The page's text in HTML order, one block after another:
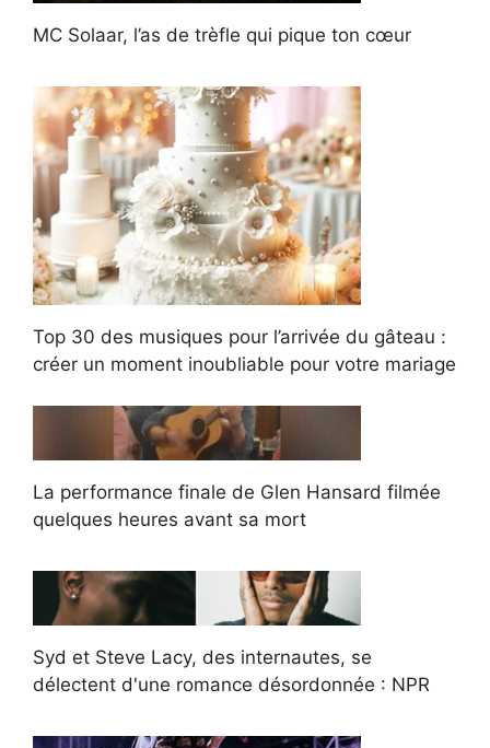
MC Solaar, l’as de trèfle qui pique ton cœur
Top 30 des musiques pour l’arrivée du gâteau :
créer un moment inoubliable pour votre mariage
La performance finale de Glen Hansard filmée
quelques heures avant sa mort
Syd et Steve Lacy, des internautes, se
délectent d'une romance désordonnée : NPR